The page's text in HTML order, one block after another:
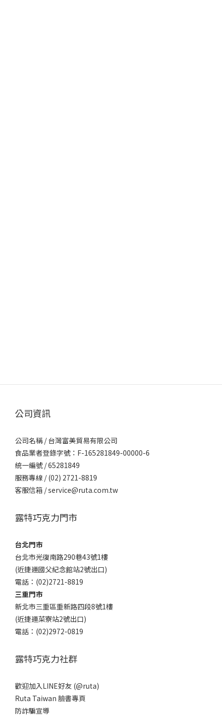
公司資訊
公司名稱 / 台灣富美貿易有限公司
食品業者登錄字號：F-165281849-00000-6
統一編號 / 65281849
服務專線 / (02) 2721-8819
客服信箱 / service@ruta.com.tw
露特巧克力門市
台北門市
台北市光復南路290巷43號1樓
(近捷運國父紀念館站2號出口)
電話：(02)2721-8819
三重門市
新北市三重區重新路四段8號1樓
(近捷運菜寮站2號出口)
電話：(02)2972-0819
露特巧克力社群
歡迎加入LINE好友 (@ruta)
Ruta Taiwan 臉書專頁
防詐騙宣導